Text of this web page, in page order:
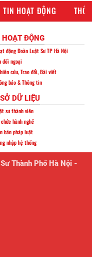
TIN HOẠT ĐỘNG
ĐỘNG
động Đoàn Luật Sư TP Hà Nội
đối ngoại
cứu, Trao đổi, Bài viết
báo & Thông tin
DỮ LIỆU
sư thành viên
hành nghề
bản pháp luật
nhập hệ thống
Thành Phố Hà Nội -